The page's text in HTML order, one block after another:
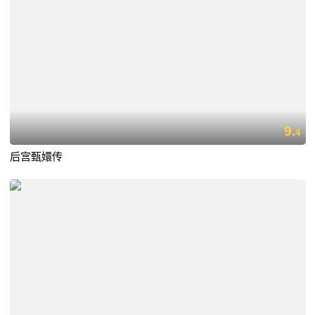
9.4
后宫甄嬛传